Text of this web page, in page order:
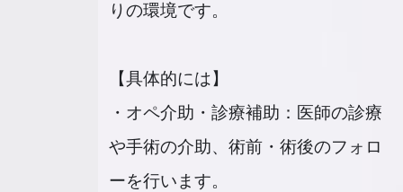
りの環境です。
【具体的には】
・オペ介助・診療補助：医師の診療
や手術の介助、術前・術後のフォロ
ーを行います。